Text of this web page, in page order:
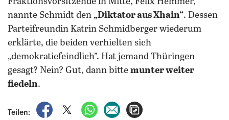
nannte Schmidt den „Diktator aus Xhain“. Dessen
Parteifreundin Katrin Schmidberger wiederum
erklärte, die beiden verhielten sich
„demokratiefeindlich”. Hat jemand Thüringen
gesagt? Nein? Gut, dann bitte munter weiter
fiedeln.
Teilen:
auf Facebook teilen
auf X teilenper WhatsApp teilen
per E-Mail teilen